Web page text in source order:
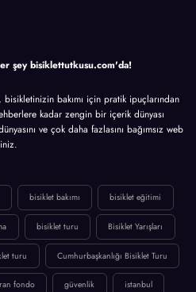
şey bisiklettutkusu.com'da!
bakımı için pratik ipuçlarından
kadar zengin bir içerik dünyası
ve çok daha fazlasını bağımsız web
bisiklet bakımı bisiklet eğitimi
bisiklet turu Bisiklet Yarışları
turu Cumhurbaşkanlığı Bisiklet Turu
fondo güvenlik istanbul